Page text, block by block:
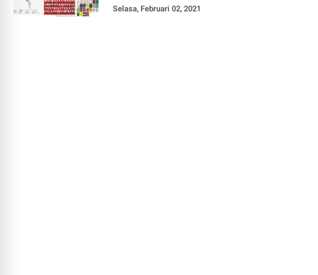
Selasa, Februari 02, 2021